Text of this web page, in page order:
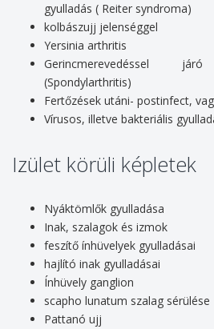
gyulladás ( Reiter syndroma)
kolbászujj jelenséggel
Yersinia arthritis
Gerincmerevedéssel
(Spondylarthritis)
Fertőzések utáni- postinfect,
Vírusos, illetve bakteriális
Izület körüli képletek
Nyáktömlők gyulladása
Inak, szalagok és izmok
feszítő ínhüvelyek gyulladásai
hajlító inak gyulladásai
Ínhüvely ganglion
scapho lunatum szalag sérülése
Pattanó ujj